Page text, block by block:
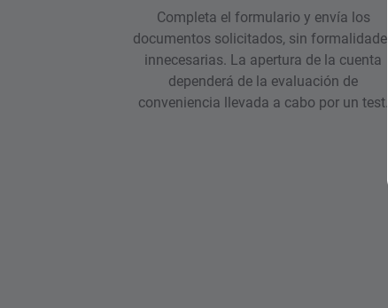
Completa el formulario y envía los
documentos solicitados, sin formalidades
innecesarias. La apertura de la cuenta
dependerá de la evaluación de
conveniencia llevada a cabo por un test.